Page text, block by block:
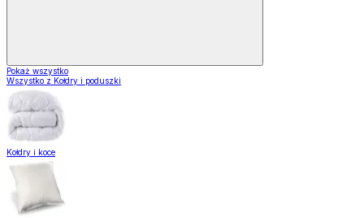
Pokaż wszystko
Wszystko z Kołdry i poduszki
Kołdry i koce